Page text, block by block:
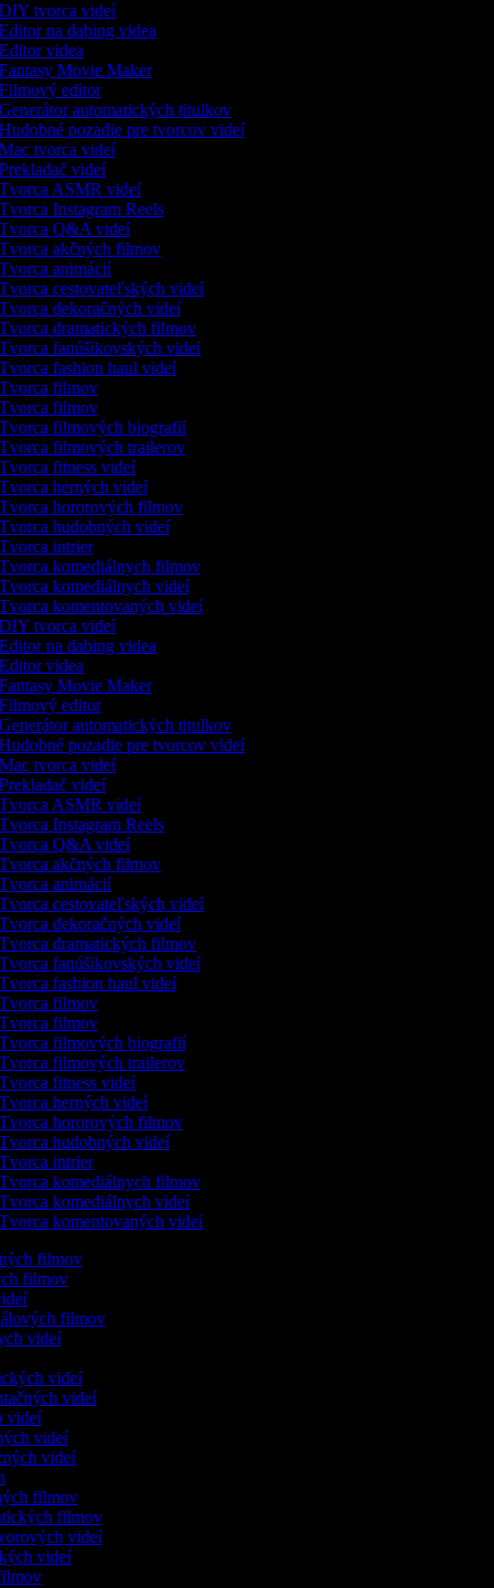
tvorca videí
na dabing videa
videa
Movie Maker
editor
automatických titulkov
pozadie pre tvorcov videí
tvorca videí
videí
ASMR videí
Instagram Reels
Q&A videí
akčných filmov
animácií
cestovateľských videí
dekoračných videí
dramatických filmov
fanúšikovských videí
fashion haul videí
filmov
filmov
filmových biografií
filmových trailerov
fitness videí
herných videí
hororových filmov
hudobných videí
intrier
komediálnych filmov
komediálnych videí
komentovaných videí
tvorca videí
na dabing videa
videa
Movie Maker
editor
automatických titulkov
pozadie pre tvorcov videí
tvorca videí
videí
ASMR videí
Instagram Reels
Q&A videí
akčných filmov
animácií
cestovateľských videí
dekoračných videí
dramatických filmov
fanúšikovských videí
fashion haul videí
filmov
filmov
filmových biografií
filmových trailerov
fitness videí
herných videí
hororových filmov
hudobných videí
intrier
komediálnych filmov
komediálnych videí
komentovaných videí
filmov
filmov
filmov
videí
videí
videí
videí
videí
videí
filmov
filmov
videí
videí